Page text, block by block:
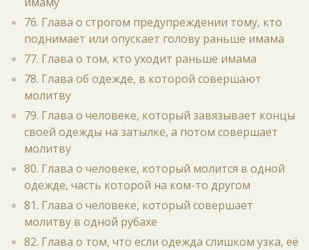
76. Глава о строгом предупреждении тому, кто
поднимает или опускает голову раньше имама
77. Глава о том, кто уходит раньше имама
78. Глава об одежде, в которой совершают
молитву
79. Глава о человеке, который завязывает концы
своей одежды на затылке, а потом совершает
молитву
80. Глава о человеке, который молится в одной
одежде, часть которой на ком-то другом
81. Глава о человеке, который совершает
молитву в одной рубахе
82. Глава о том, что если одежда слишком узка, её